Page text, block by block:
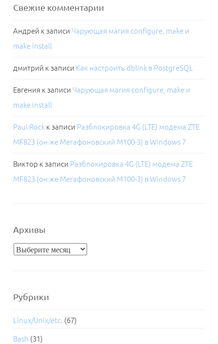
Свежие комментарии
Андрей к записи Чарующая магия configure, make и
make install
дмитрий к записи Как настроить dblink в PostgreSQL
Евгения к записи Чарующая магия configure, make и
make install
Paul Rock к записи Разблокировка 4G (LTE) модема ZTE
MF823 (он же Мегафоновский M100-3) в Windows 7
Виктор к записи Разблокировка 4G (LTE) модема ZTE
MF823 (он же Мегафоновский M100-3) в Windows 7
Архивы
Архивы
Рубрики
Linux/Unix/etc. (67)
Bash (31)